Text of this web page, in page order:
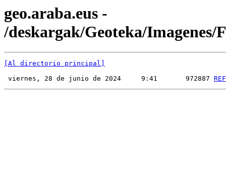
geo.araba.eus -
/deskargak/Geoteka/Imagenes/
[Al directorio principal]
viernes, 28 de junio de 2024     9:41       972887